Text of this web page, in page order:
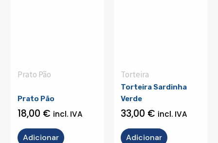
Prato Pão
Prato Pão
18,00 € incl. IVA
Adicionar
Torteira
Torteira Sardinha
Verde
33,00 € incl. IVA
Adicionar